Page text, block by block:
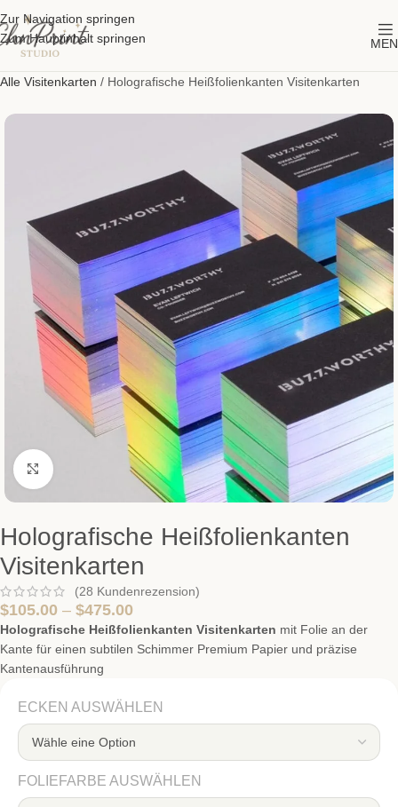
Zur Navigation springen
Zum Hauptinhalt springen
Alle Visitenkarten / Holografische Heißfolienkanten Visitenkarten
Zum Vergrößern klicken
Holografische Heißfolienkanten
Visitenkarten
(28 Kundenrezension)
$105.00 – $475.00
Holografische Heißfolienkanten Visitenkarten mit Folie an der
Kante für einen subtilen Schimmer Premium Papier und präzise
Kantenausführung
ECKEN AUSWÄHLEN
FOLIE­FARBE AUSWÄHLEN